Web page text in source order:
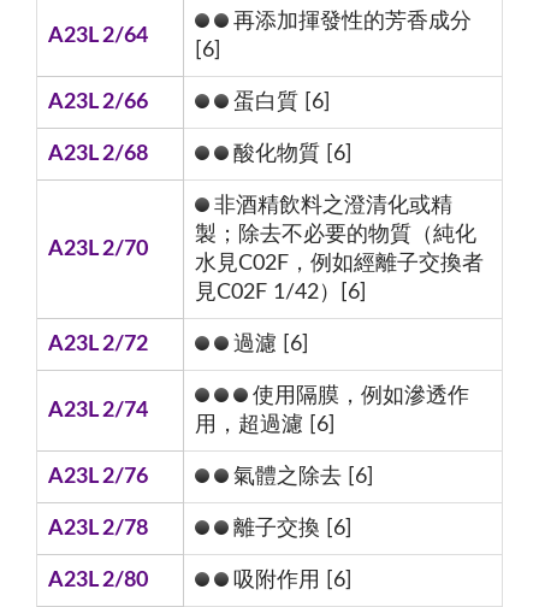
A23L 2/64
再添加揮發性的芳香成分
[6]
A23L 2/66 蛋白質 [6]
A23L 2/68 酸化物質 [6]
A23L 2/70
非酒精飲料之澄清化或精
製；除去不必要的物質（純化
水見C02F，例如經離子交換者
見C02F 1/42）[6]
A23L 2/72 過濾 [6]
A23L 2/74
使用隔膜，例如滲透作
用，超過濾 [6]
A23L 2/76 氣體之除去 [6]
A23L 2/78 離子交換 [6]
A23L 2/80 吸附作用 [6]